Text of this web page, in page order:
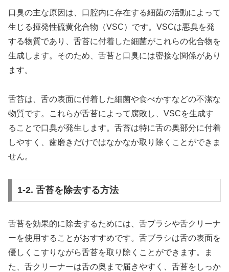
口臭の主な原因は、口腔内に存在する細菌の活動によって
生じる揮発性硫黄化合物（VSC）です。VSCは悪臭を発
する物質であり、舌苔に付着した細菌がこれらの化合物を
生成します。そのため、舌苔と口臭には密接な関係があり
ます。
舌苔は、舌の表面に付着した細菌や食べかすなどの不潔な
物質です。これらが舌苔によって腐敗し、VSCを生成す
ることで口臭が発生します。舌苔は特に舌の奥部分に付着
しやすく、歯磨きだけではなかなか取り除くことができま
せん。
1-2. 舌苔を除去する方法
舌苔を効果的に除去するためには、舌ブラシや舌クリーナ
ーを使用することがおすすめです。舌ブラシは舌の表面を
優しくこすりながら舌苔を取り除くことができます。ま
た、舌クリーナーは舌の奥まで届きやすく、舌苔をしっか